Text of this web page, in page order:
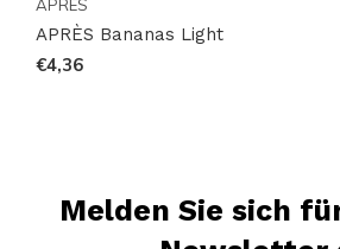
Ein Kundenservice, der immer
APRÈS
APRÈS Bananas Light
€4,36
Melden Sie sich